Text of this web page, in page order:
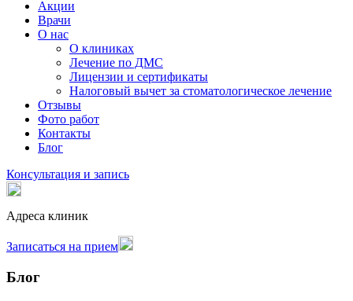
Акции
Врачи
О нас
О клиниках
Лечение по ДМС
Лицензии и сертификаты
Налоговый вычет за стоматологическое лечение
Отзывы
Фото работ
Контакты
Блог
Консультация и запись
Адреса клиник
Записаться на прием
Блог